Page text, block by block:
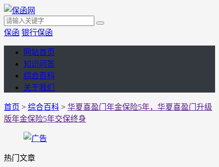
保函 银行保函
网站首页
知识问答
综合百科
关于我们
首页 > 综合百科 > 华夏喜盈门年金保险5年，华夏喜盈门升级
版年金保险5年交保终身
热门文章